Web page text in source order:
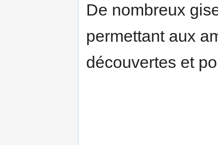
De nombreux
permettant aux
découvertes et